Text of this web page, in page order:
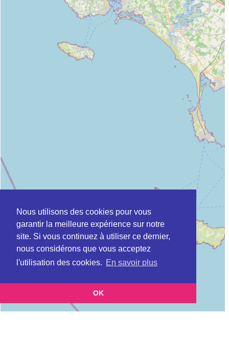
Nous utilisons des cookies pour vous
garantir la meilleure expérience sur notre
site. Si vous continuez à utiliser ce dernier,
nous considérons que vous acceptez
l'utilisation des cookies. En savoir plus
OK